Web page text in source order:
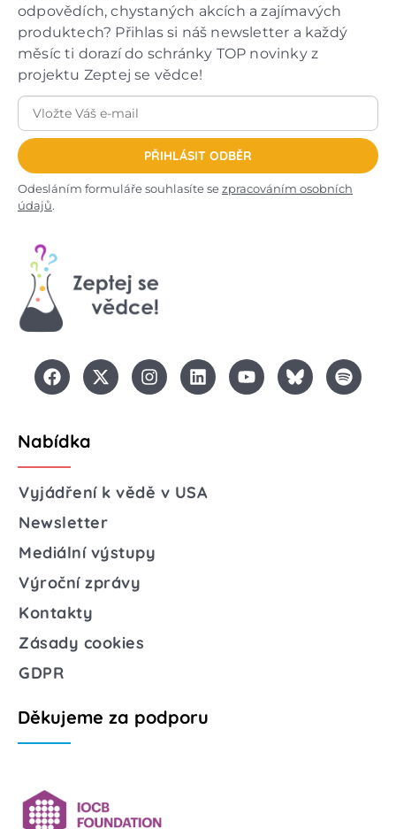
odpovědích, chystaných akcích a zajímavých
produktech? Přihlas si náš newsletter a každý
měsíc ti dorazí do schránky TOP novinky z
projektu Zeptej se vědce!
PŘIHLÁSIT ODBĚR
Odesláním formuláře souhlasíte sezpracováním osobních
údajů.
Nabídka
Vyjádření k vědě v USA
Newsletter
Mediální výstupy
Výroční zprávy
Kontakty
Zásady cookies
GDPR
Děkujeme za podporu